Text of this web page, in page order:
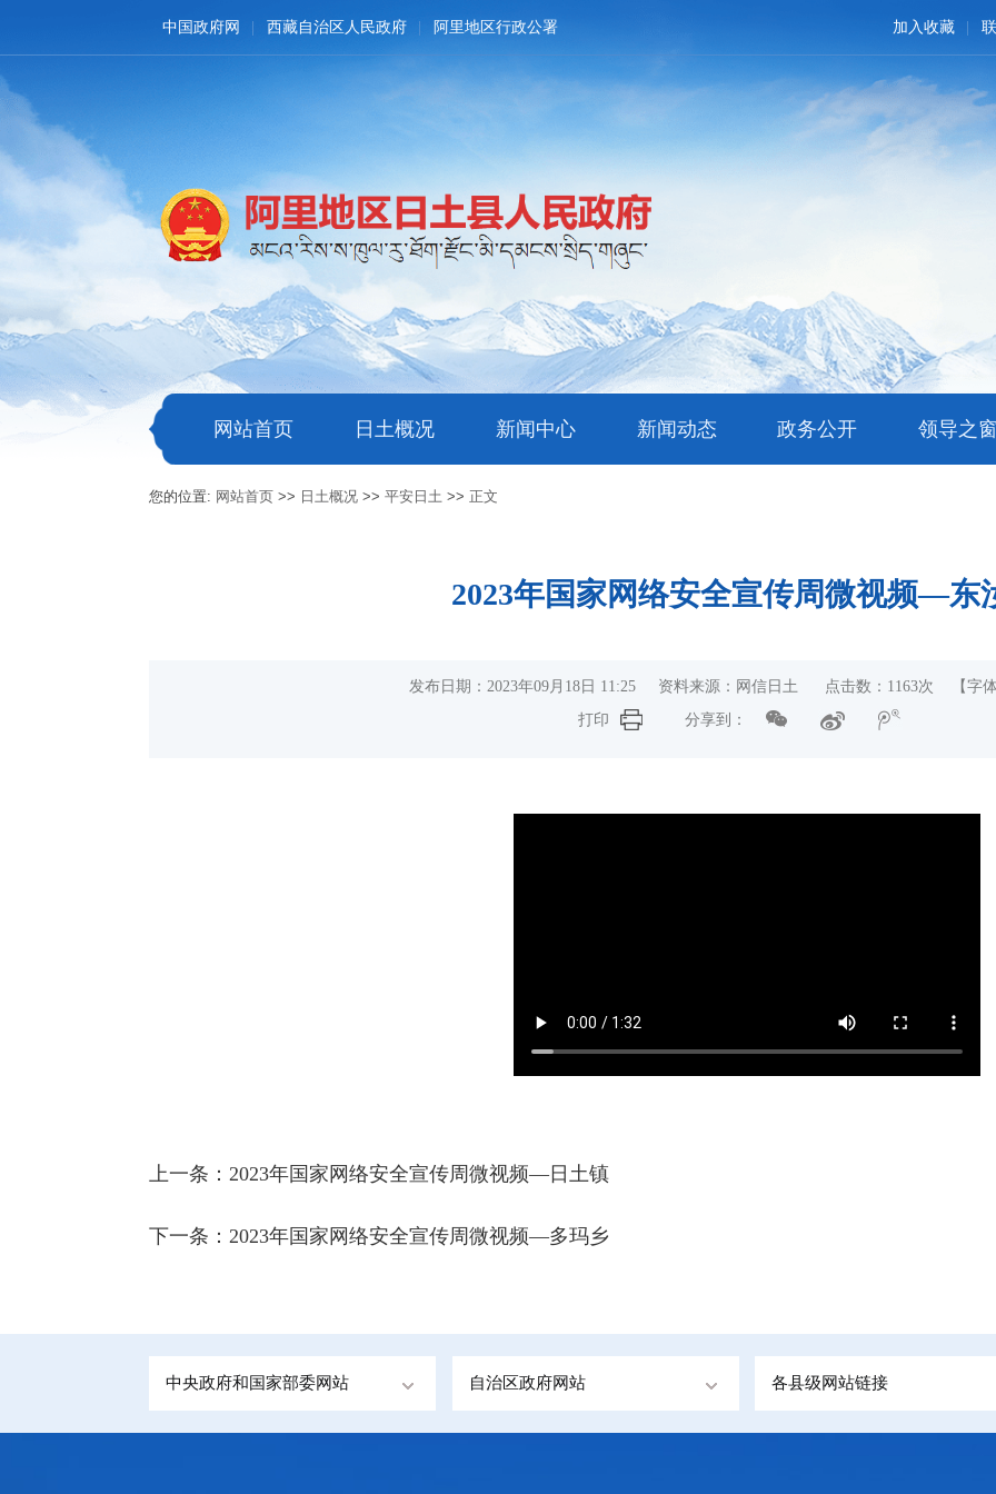
中国政府网 西藏自治区人民政府 阿里地区行政公署 加入收藏
网站首页 日土概况 新闻中心 新闻动态 政务公开 领导之窗
您的位置: 网站首页 >> 日土概况 >>平安日土 >>正文
2023年国家网络安全宣传周微视频—东
发布日期：2023年09月18日 11:25 资料来源：网信日土 点击数： 1163次 【字
打印
分享到：
上一条：2023年国家网络安全宣传周微视频—日土镇
下一条：2023年国家网络安全宣传周微视频—多玛乡
中央政府和国家部委网站 自治区政府网站 各县级网站链接